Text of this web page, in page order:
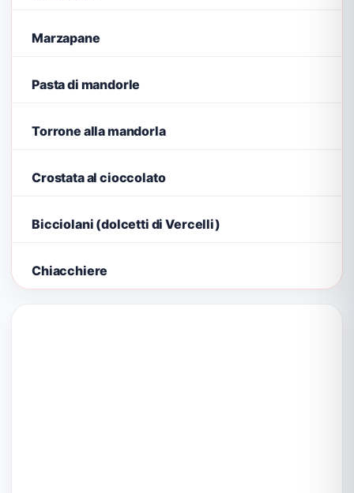
Marzapane
Pasta di mandorle
Torrone alla mandorla
Crostata al cioccolato
Bicciolani (dolcetti di Vercelli)
Chiacchiere